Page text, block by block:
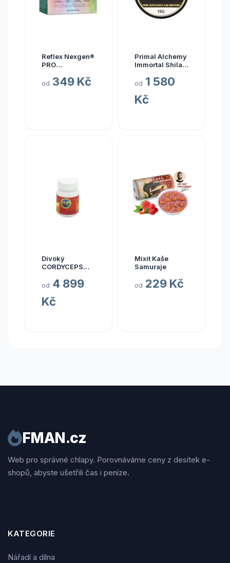
Reflex Nexgen®
PRO
NEW, 90 kapslí
od 349 Kč
Primal Alchemy
Immortal Shilajit
gramů
od 1 580
Kč
Divoký
CORDYCEPS
30 kapslí
od 4 899
Kč
Mixit Kaše
Samuraje
od 229 Kč
FMAN.cz
Web pro správné chlapy. Porovnáváme ceny z desítek e-
shopů, abyste ušetřili čas i peníze.
KATEGORIE
Nářadí a dílna